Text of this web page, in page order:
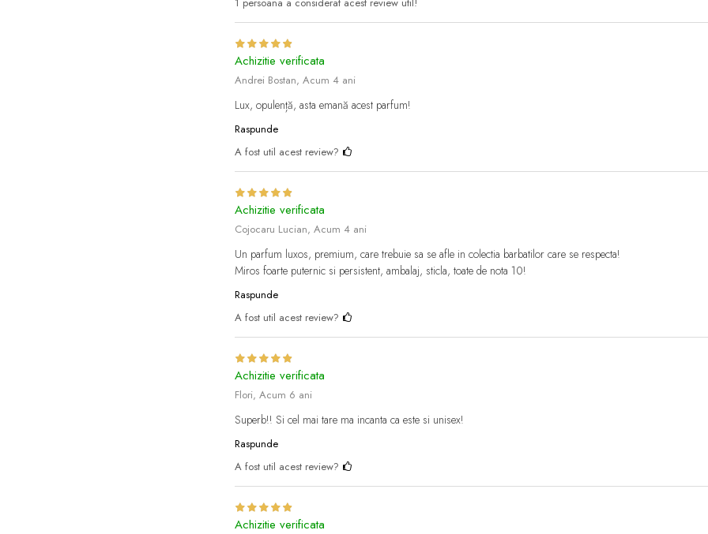
Achizitie verificata
Andrei Bostan, Acum 4 ani
Lux, opulență, asta emană acest parfum!
Raspunde
A fost util acest review?
Achizitie verificata
Cojocaru Lucian, Acum 4 ani
Un parfum luxos, premium, care trebuie sa se afle in colectia barbatilor care se respecta!
Miros foarte puternic si persistent, ambalaj, sticla, toate de nota 10!
Raspunde
A fost util acest review?
Achizitie verificata
Flori, Acum 6 ani
Superb!! Si cel mai tare ma incanta ca este si unisex!
Raspunde
A fost util acest review?
Achizitie verificata